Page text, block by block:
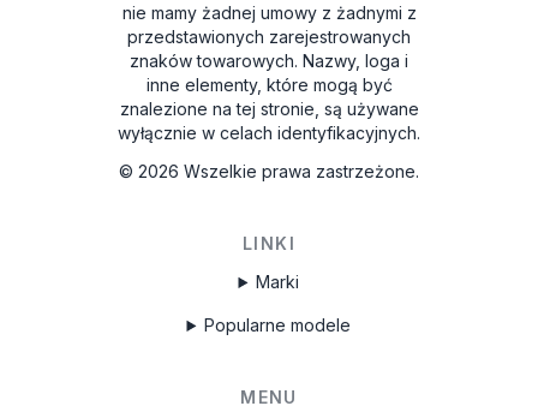
nie mamy żadnej umowy z żadnymi z
przedstawionych zarejestrowanych
znaków towarowych. Nazwy, loga i
inne elementy, które mogą być
znalezione na tej stronie, są używane
wyłącznie w celach identyfikacyjnych.
© 2026 Wszelkie prawa zastrzeżone.
LINKI
Marki
Popularne modele
MENU